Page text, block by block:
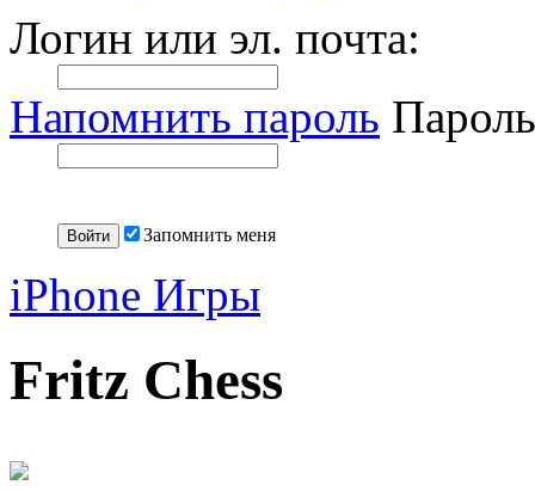
Логин или эл. почта:
Напомнить пароль
Запомнить меня
iPhone Игры
Fritz Chess